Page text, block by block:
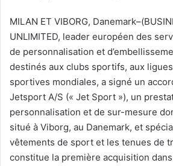
courriel
MILAN ET VIBORG,
UNLIMITED, leader européen des
de personnalisation et
destinés aux clubs sportifs, aux
sportives mondiales, a signé un
Jetsport A/S (« Jet Sport »), un
personnalisation et de sur-mesure
situé à Viborg, au Danemark, et
vêtements de sport et les tenues de
constitue la première acquisition